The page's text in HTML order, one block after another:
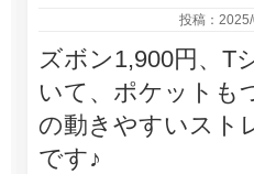
投稿：
ズボン1,900円、T
いて、ポケットも
の動きやすいスト
です♪